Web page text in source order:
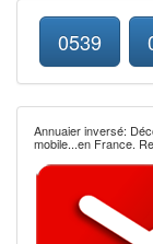
0539
Annuaier inversé:
mobile...en France.